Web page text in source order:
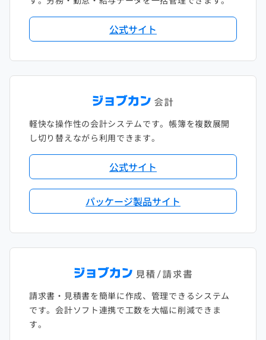
公式サイト
軽快な操作性の会計システムです。帳簿を複数展開
し切り替えながら利用できます。
公式サイト
パッケージ製品サイト
請求書・見積書を簡単に作成、管理できるシステム
です。会計ソフト連携で工数を大幅に削減できま
す。